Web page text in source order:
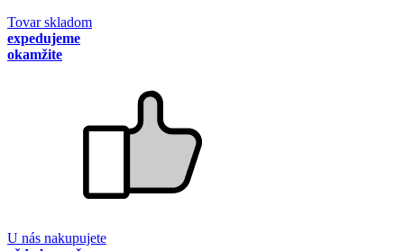
Tovar skladom
expedujeme
okamžite
U nás nakupujete